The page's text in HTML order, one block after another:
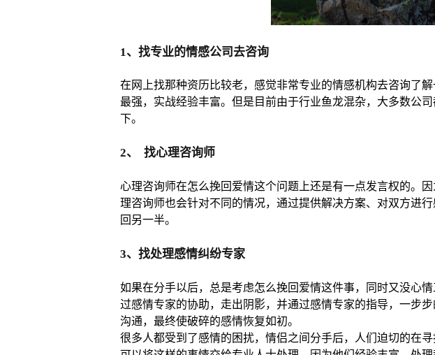
1、找专业的情感公司去咨询
在网上找那种资历比较老，感觉非常专业的情感机构去咨询了
最强，实战经验丰富。但是目前由于行业鱼龙混杂，大多数公
下。
2、 找心理咨询师
心理咨询师在怎么挽回爱情这个问题上还是有一点发言权的。
理咨询师也会针对不同的情况，通过提供解决方案、对双方进
回另一半。
3、找处理感情纠纷专家
如果在分手以后，总是考虑怎么挽回爱情这件事，同时又没心
过感情专家的协助，走出阴影，并通过感情专家的指导，一步
沟通，最终使破碎的感情恢复如初。
很多人都受到了感情的困扰，情侣之间分手后，人们迫切的在